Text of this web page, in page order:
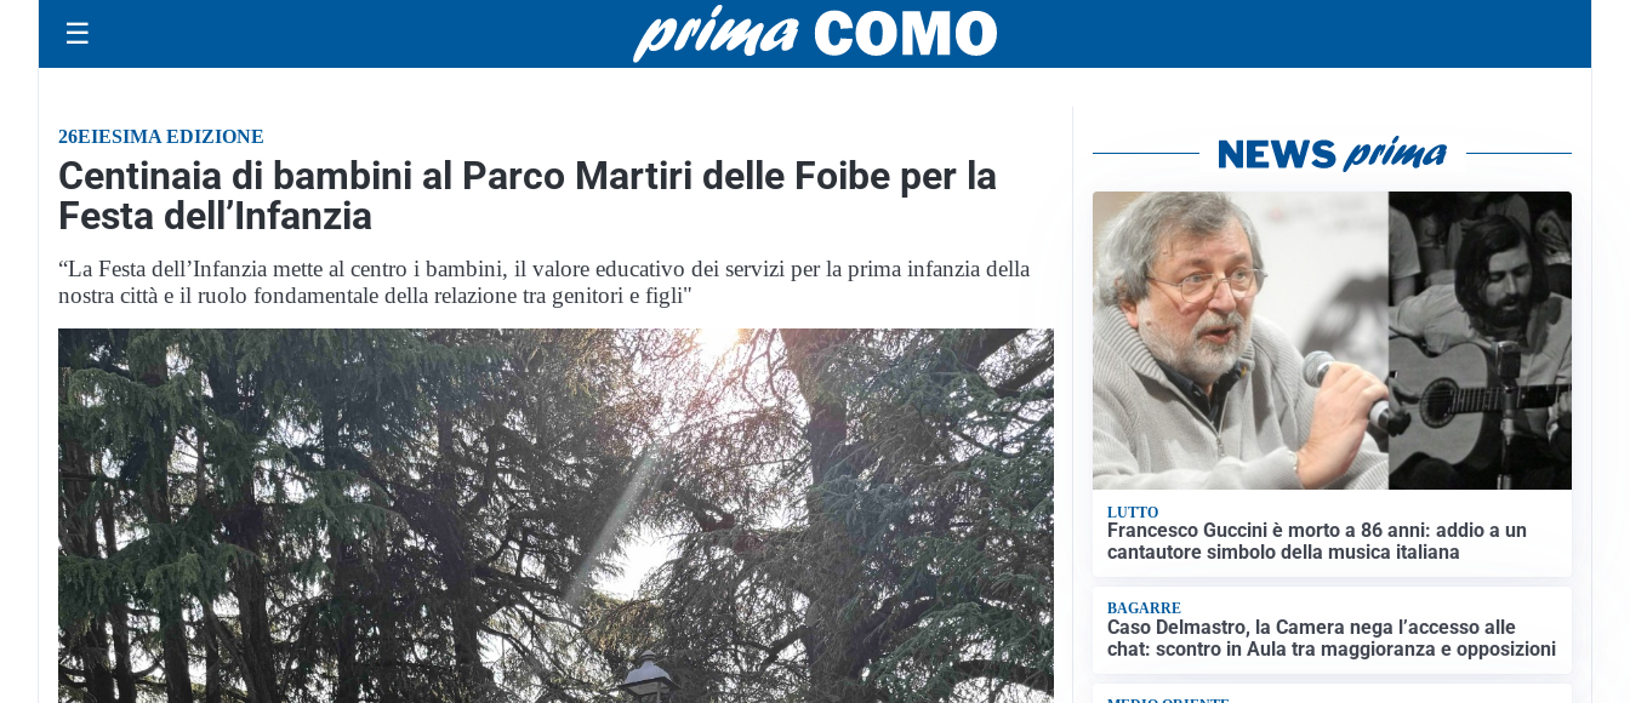
☰
26EIESIMA EDIZIONE
Centinaia di bambini al Parco Martiri delle Foibe per la
Festa dell’Infanzia
“La Festa dell’Infanzia mette al centro i bambini, il valore educativo dei servizi per la prima infanzia della
nostra città e il ruolo fondamentale della relazione tra genitori e figli"
LUTTO
Francesco Guccini è morto a 86 anni: addio a un
cantautore simbolo della musica italiana
BAGARRE
Caso Delmastro, la Camera nega l’accesso alle
chat: scontro in Aula tra maggioranza e opposizioni